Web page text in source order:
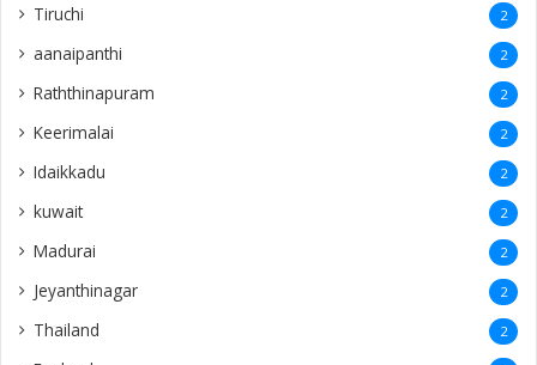
Tiruchi 2
aanaipanthi 2
Raththinapuram 2
Keerimalai 2
Idaikkadu 2
kuwait 2
Madurai 2
Jeyanthinagar 2
Thailand 2